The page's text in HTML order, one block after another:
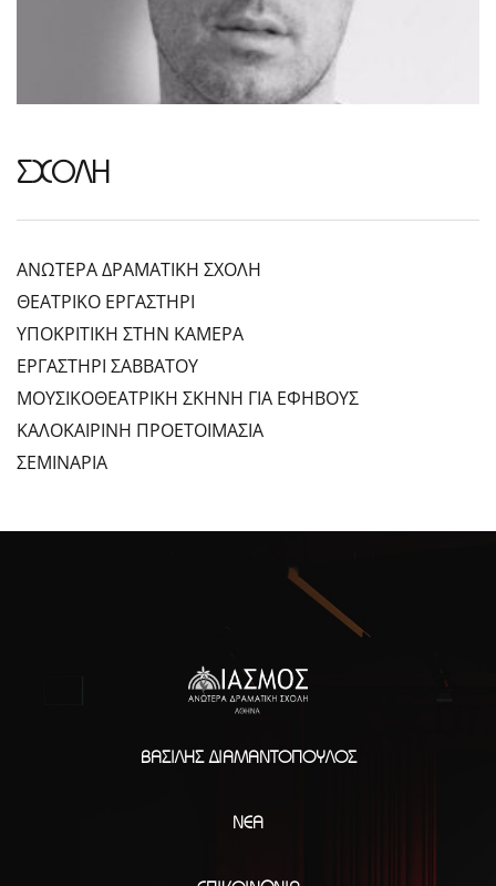
ΣΧΟΛΗ
ΑΝΩΤΕΡΑ ΔΡΑΜΑΤΙΚΗ ΣΧΟΛΗ
ΘΕΑΤΡΙΚΟ ΕΡΓΑΣΤΗΡΙ
ΥΠΟΚΡΙΤΙΚΗ ΣΤΗΝ ΚΑΜΕΡΑ
ΕΡΓΑΣΤΗΡΙ ΣΑΒΒΑΤΟΥ
ΜΟΥΣΙΚΟΘΕΑΤΡΙΚΗ ΣΚΗΝΗ ΓΙΑ ΕΦΗΒΟΥΣ
ΚΑΛΟΚΑΙΡΙΝΗ ΠΡΟΕΤΟΙΜΑΣΙΑ
ΣΕΜΙΝΑΡΙΑ
ΒΑΣΊΛΗΣ ΔΙΑΜΑΝΤΌΠΟΥΛΟΣ
ΝΈΑ